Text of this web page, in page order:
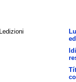
Ledizioni